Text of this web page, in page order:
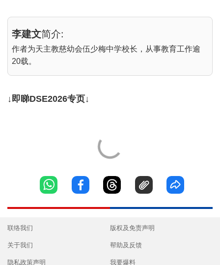
李建文简介:
作者为天主教慈幼会伍少梅中学校长，从事教育工作逾
20载。
↓即睇DSE2026专页↓
联络我们
关于我们
隐私政策声明
版权及免责声明
帮助及反馈
我要爆料